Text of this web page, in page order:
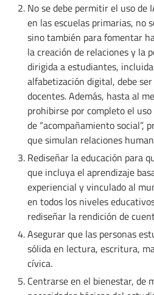
No se debe permitir el uso de
en las escuelas primarias, no
sino también para fomentar
la creación de relaciones y la
dirigida a estudiantes,
alfabetización digital, debe
docentes. Además, hasta al
prohibirse por completo el
de “acompañamiento social”,
que simulan relaciones
Rediseñar la educación para
que incluya el aprendizaje
experiencial y vinculado al
en todos los niveles
rediseñar la rendición de
Asegurar que las personas
sólida en lectura, escritura,
cívica.
Centrarse en el bienestar, de